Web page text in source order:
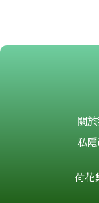
關
私
荷花